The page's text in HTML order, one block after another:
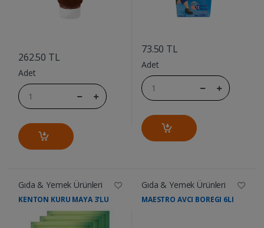
262.50 TL
Adet
73.50 TL
Adet
Gıda & Yemek Ürünleri
KENTON KURU MAYA 3'LU
Gıda & Yemek Ürünleri
MAESTRO AVCI BOREGI 6LI